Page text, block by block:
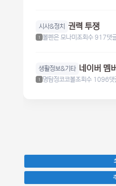
시사&정치 권력 투쟁
1 볼펜은 모나미 조회수 917댓
생활정보&기타 네이버 멤
1 명탐정코코볼조회수 1096댓